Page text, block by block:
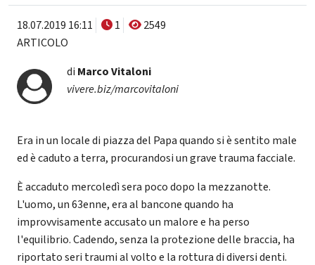
18.07.2019 16:11 1
2549
ARTICOLO
di Marco Vitaloni
vivere.biz/marcovitaloni
Era in un locale di piazza del Papa quando si è sentito male
ed è caduto a terra, procurandosi un grave trauma facciale.
È accaduto mercoledì sera poco dopo la mezzanotte.
L'uomo, un 63enne, era al bancone quando ha
improvvisamente accusato un malore e ha perso
l'equilibrio. Cadendo, senza la protezione delle braccia, ha
riportato seri traumi al volto e la rottura di diversi denti.